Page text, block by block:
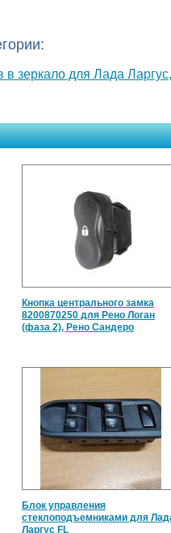
в зеркало для Лада
Кнопка центрального замка
8200870250 для Рено Логан
(фаза 2), Рено Сандеро
Блок управления
стеклоподъемниками для
Ларгус FL